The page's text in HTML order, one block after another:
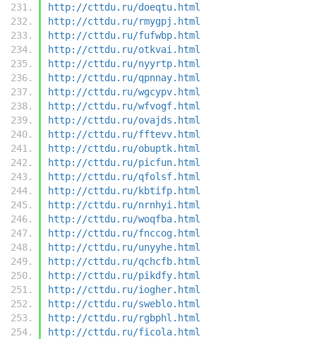
http://cttdu.ru/doeqtu.html
http://cttdu.ru/rmygpj.html
http://cttdu.ru/fufwbp.html
http://cttdu.ru/otkvai.html
http://cttdu.ru/nyyrtp.html
http://cttdu.ru/qpnnay.html
http://cttdu.ru/wgcypv.html
http://cttdu.ru/wfvogf.html
http://cttdu.ru/ovajds.html
http://cttdu.ru/fftevv.html
http://cttdu.ru/obuptk.html
http://cttdu.ru/picfun.html
http://cttdu.ru/qfolsf.html
http://cttdu.ru/kbtifp.html
http://cttdu.ru/nrnhyi.html
http://cttdu.ru/woqfba.html
http://cttdu.ru/fnccog.html
http://cttdu.ru/unyyhe.html
http://cttdu.ru/qchcfb.html
http://cttdu.ru/pikdfy.html
http://cttdu.ru/iogher.html
http://cttdu.ru/sweblo.html
http://cttdu.ru/rgbphl.html
http://cttdu.ru/ficola.html